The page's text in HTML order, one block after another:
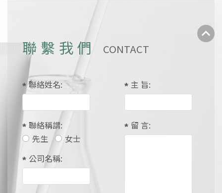
聯繫我們 CONTACT
聯絡姓名:
聯絡稱謂:
先生
女士
公司名稱:
主 旨:
留 言: